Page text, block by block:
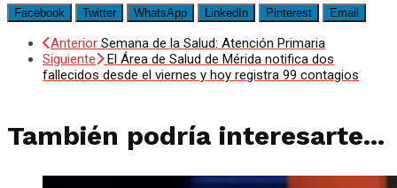
Facebook Twitter WhatsApp LinkedIn Pinterest Email
Anterior Semana de la Salud: Atención Primaria
Siguiente
El Área de Salud de Mérida notifica dos
fallecidos desde el viernes y hoy registra 99 contagios
También podría interesarte...